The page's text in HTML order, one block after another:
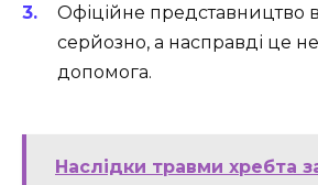
Офіційне представництво в
серйозно, а насправді це
допомога.
Наслідки травми хребта